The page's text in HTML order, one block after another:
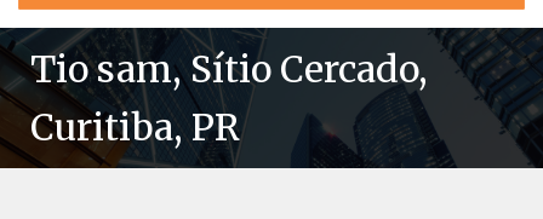
Tio sam, Sítio Cercado,
Curitiba, PR